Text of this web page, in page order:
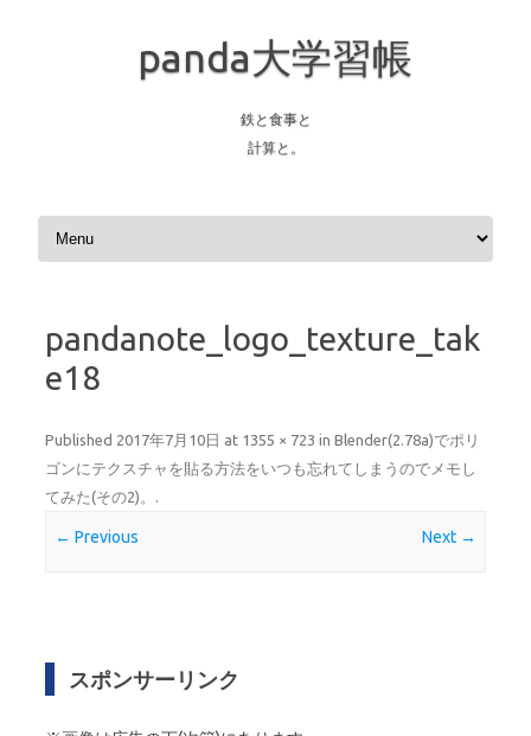
panda大学習帳
鉄と食事と
計算と。
Skip to content
pandanote_logo_texture_tak
e18
Published 2017年7月10日 at 1355 × 723 in Blender(2.78a)でポリ
ゴンにテクスチャを貼る方法をいつも忘れてしまうのでメモし
てみた(その2)。 .
← Previous Next →
スポンサーリンク